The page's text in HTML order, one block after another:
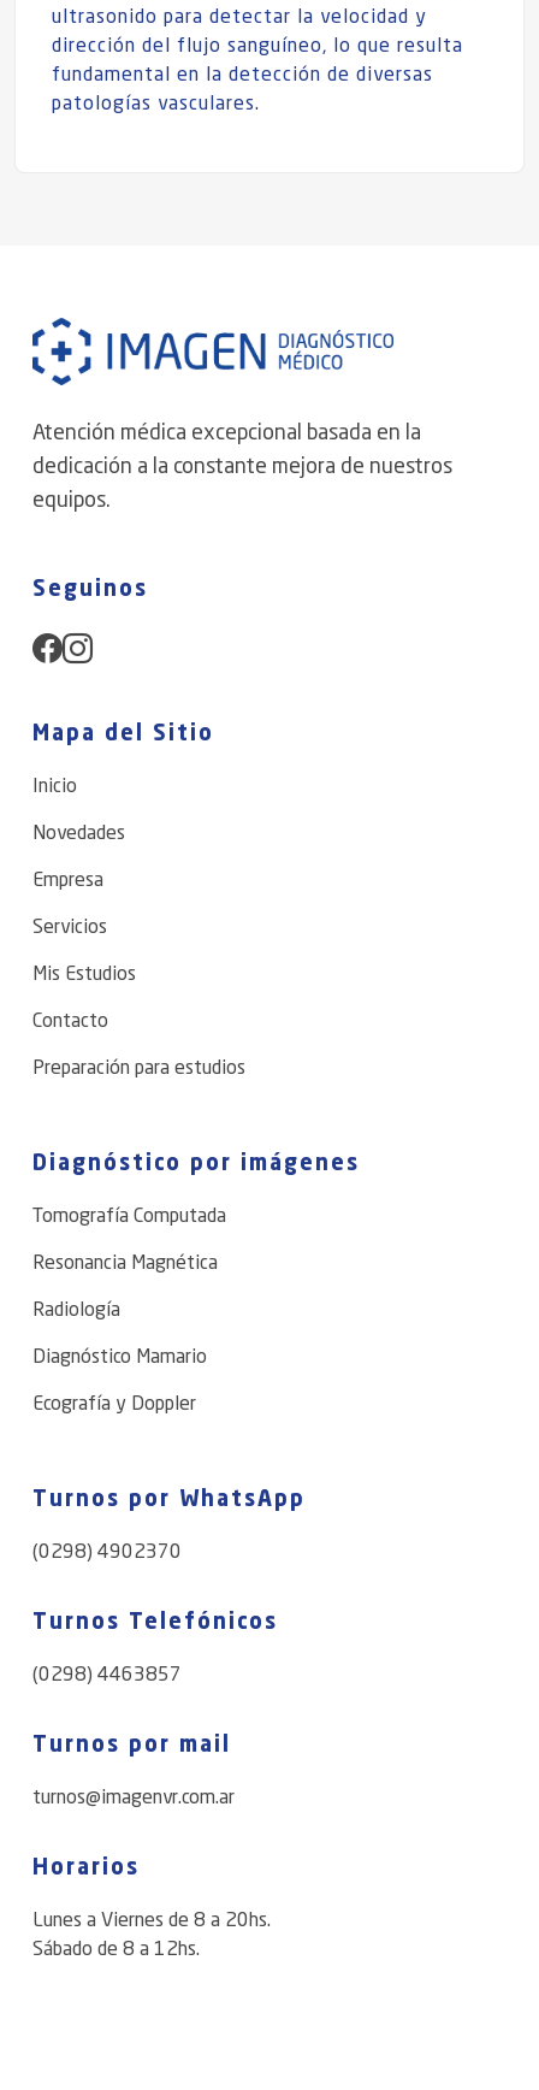
ultrasonido para detectar la velocidad y
dirección del flujo sanguíneo, lo que resulta
fundamental en la detección de diversas
patologías vasculares.
Atención médica excepcional basada en la
dedicación a la constante mejora de nuestros
equipos.
Seguinos
Mapa del Sitio
Inicio
Novedades
Empresa
Servicios
Mis Estudios
Contacto
Preparación para estudios
Diagnóstico por imágenes
Tomografía Computada
Resonancia Magnética
Radiología
Diagnóstico Mamario
Ecografía y Doppler
Turnos por WhatsApp
(0298) 4902370
Turnos Telefónicos
(0298) 4463857
Turnos por mail
turnos@imagenvr.com.ar
Horarios
Lunes a Viernes de 8 a 20hs.
Sábado de 8 a 12hs.